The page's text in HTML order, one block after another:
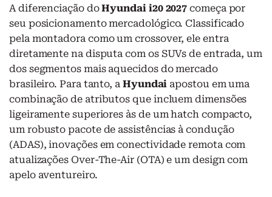
A diferenciação doHyundai i20 2027 começa por
seu posicionamento mercadológico. Classificado
pela montadora como um crossover, ele entra
diretamente na disputa com os SUVs de entrada, um
dos segmentos mais aquecidos do mercado
brasileiro. Para tanto, a Hyundai apostou em uma
combinação de atributos que incluem dimensões
ligeiramente superiores às de um hatch compacto,
um robusto pacote de assistências à condução
(ADAS), inovações em conectividade remota com
atualizações Over-The-Air (OTA) e um design com
apelo aventureiro.